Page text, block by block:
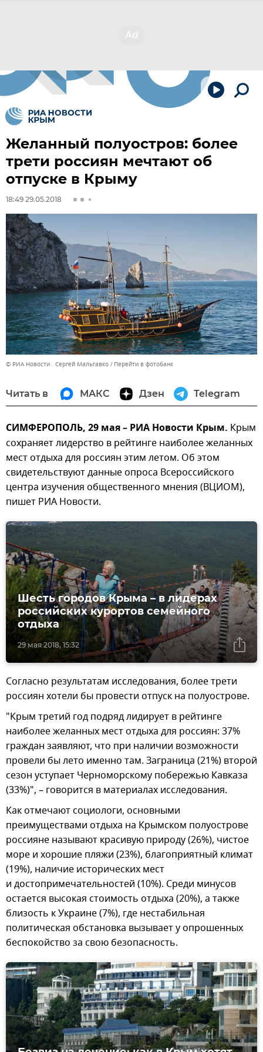
Желанный полуостров: более
трети россиян мечтают об
отпуске в Крыму
18:49 29.05.2018
© РИА Новости . Сергей Мальгавко Перейти в фотобанк
Читать в МАКС Дзен Telegram
СИМФЕРОПОЛЬ, 29 мая – РИА Новости Крым. Крым
сохраняет лидерство в рейтинге наиболее желанных
мест отдыха для россиян этим летом. Об этом
свидетельствуют данные опроса Всероссийского
центра изучения общественного мнения (ВЦИОМ),
пишет РИА Новости.
29 мая 2018, 15:32
Шесть городов Крыма – в лидерах
российских курортов семейного
отдыха
Согласно результатам исследования, более трети
россиян хотели бы провести отпуск на полуострове.
"Крым третий год подряд лидирует в рейтинге
наиболее желанных мест отдыха для россиян: 37%
граждан заявляют, что при наличии возможности
провели бы лето именно там. Заграница (21%) второй
сезон уступает Черноморскому побережью Кавказа
(33%)", – говорится в материалах исследования.
Как отмечают социологи, основными
преимуществами отдыха на Крымском полуострове
россияне называют красивую природу (26%), чистое
море и хорошие пляжи (23%), благоприятный климат
(19%), наличие исторических мест
и достопримечательностей (10%). Среди минусов
остается высокая стоимость отдыха (20%), а также
близость к Украине (7%), где нестабильная
политическая обстановка вызывает у опрошенных
беспокойство за свою безопасность.